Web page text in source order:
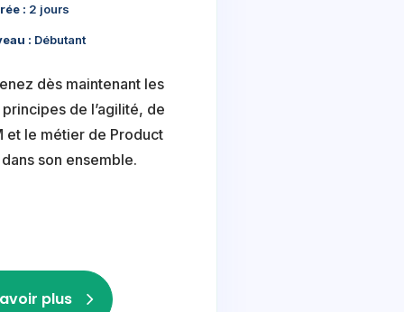
: 2 jours
: Débutant
dès maintenant les
de l’agilité, de
et le métier de Product
son ensemble.
plus